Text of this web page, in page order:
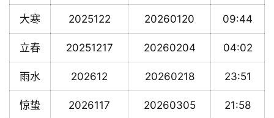
大寒 2025122 20260120 09:44
立春 20251217 20260204 04:02
雨水 202612 20260218 23:51
惊蛰 2026117 20260305 21:58